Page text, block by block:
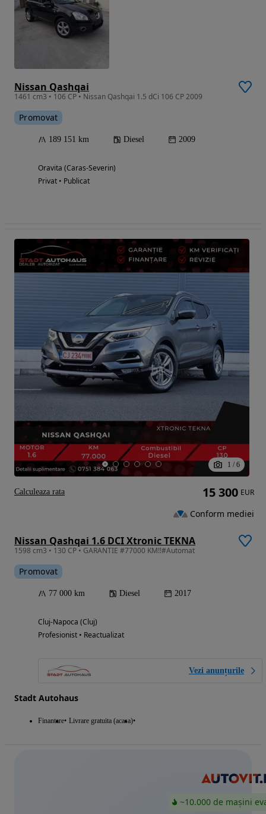
Nissan Qashqai
1461 cm3 • 106 CP • Nissan Qashqai 1.5 dCi 106 CP 2009
Promovat
189 151 km Diesel 2009
Oravita (Caras-Severin)
Privat • Publicat
1 / 6
Nissan Qashqai 1.6 DCI Xtronic TEKNA
1598 cm3 • 130 CP • GARANTIE #77000 KM!!#Automat
Promovat
77 000 km Diesel 2017
Cluj-Napoca (Cluj)
Profesionist • Reactualizat
Vezi anunțurile
Stadt Autohaus
Finantare Livrare gratuita (acasa)
15 300 EUR
Conform mediei
Calculeaza rata
~10.000 de mașini